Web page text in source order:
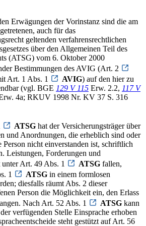
Erwägungen der Vorinstanz sind die am
auch für das
geltenden verfahrensrechtlichen
über den Allgemeinen Teil des
(ATSG) vom 6. Oktober 2000
Bestimmungen des AVIG (Art. 2
Art. 1 Abs. 1 AVIG) auf den hier zu
(vgl. BGE 129 V 115 Erw. 2.2, 117 V
4a; RKUV 1998 Nr. KV 37 S. 316
ATSG hat der Versicherungsträger über
und Anordnungen, die erheblich sind oder
Person nicht einverstanden ist, schriftlich
Leistungen, Forderungen und
Art. 49 Abs. 1
ATSG fallen,
1
ATSG in einem formlosen
diesfalls räumt Abs. 2 dieser
Person die Möglichkeit ein, den Erlass
Nach Art. 52 Abs. 1
ATSG kann
verfügenden Stelle Einsprache erhoben
steht gestützt auf Art. 56